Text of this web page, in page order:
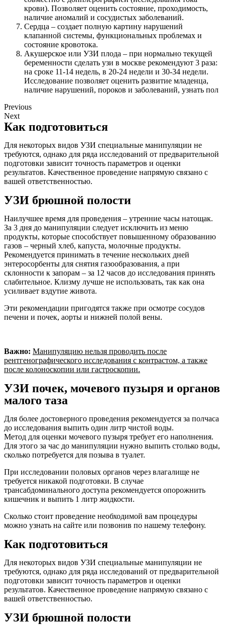
крови). Позволяет оценить состояние, проходимость,
наличие аномалий и сосудистых заболеваний.
Сердца – создает полную картину нарушений
клапанной системы, функциональных проблемах и
состояние кровотока.
Акушерское или УЗИ плода – при нормально текущей
беременности сделать узи в москве рекомендуют 3 раза:
на сроке 11-14 недель, в 20-24 недели и 30-34 недели.
Исследование позволяет оценить развитие младенца,
наличие нарушений, пороков и заболеваний, узнать пол
Previous
Next
Как подготовиться
Для некоторых видов УЗИ специальные манипуляции не
требуются, однако для ряда исследований от предварительной
подготовки зависит точность параметров и оценки
результатов. Качественное проведение напрямую связано с
вашей ответственностью.
УЗИ брюшной полости
Наилучшее время для проведения – утренние часы натощак.
За 3 дня до манипуляции следует исключить из меню
продукты, которые способствует повышенному образованию
газов – черный хлеб, капуста, молочные продукты.
Рекомендуется принимать в течение нескольких дней
энтеросорбенты для снятия газообразования, а при
склонности к запорам – за 12 часов до исследования принять
слабительное. Клизму лучше не использовать, так как она
усиливает вздутие живота.
Эти рекомендации пригодятся также при осмотре сосудов
печени и почек, аорты и нижней полой вены.
Важно: Манипуляцию нельзя проводить после
рентгенографического исследования с контрастом, а также
после колоноскопии или гастроскопии.
УЗИ почек, мочевого пузыря и органов
малого таза
Для более достоверного проведения рекомендуется за полчаса
до исследования выпить один литр чистой воды.
Метод для оценки мочевого пузыря требует его наполнения.
Для этого за час до манипуляции нужно выпить столько воды,
сколько потребуется для позыва в туалет.
При исследовании половых органов через влагалище не
требуется никакой подготовки. В случае
трансабдоминального доступа рекомендуется опорожнить
кишечник и выпить 1 литр жидкости.
Сколько стоит проведение необходимой вам процедуры
можно узнать на сайте или позвонив по нашему телефону.
Как подготовиться
Для некоторых видов УЗИ специальные манипуляции не
требуются, однако для ряда исследований от предварительной
подготовки зависит точность параметров и оценки
результатов. Качественное проведение напрямую связано с
вашей ответственностью.
УЗИ брюшной полости